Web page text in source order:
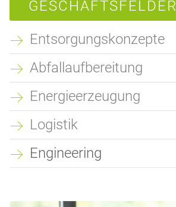
GESCHÄFTSFELDER
Entsorgungskonzepte
Abfallaufbereitung
Energieerzeugung
Logistik
Engineering